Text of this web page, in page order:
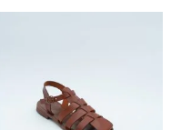
più
varianti.
Le